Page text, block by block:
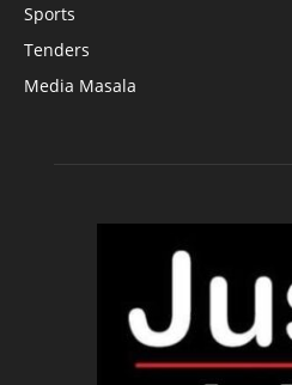
Sports
Tenders
Media Masala